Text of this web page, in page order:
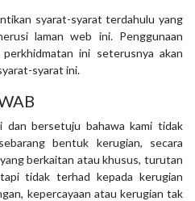
syarat-syarat terdahulu yang
laman web ini. Penggunaan
ini seterusnya akan
syarat ini.
dan bersetuju bahawa kami tidak
bentuk kerugian, secara
berkaitan atau khusus, turutan
tidak terhad kepada kerugian
kepercayaan atau kerugian tak